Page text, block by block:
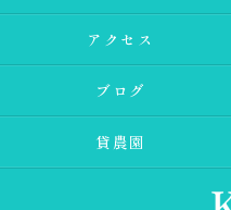
アクセス
ブログ
貸農園